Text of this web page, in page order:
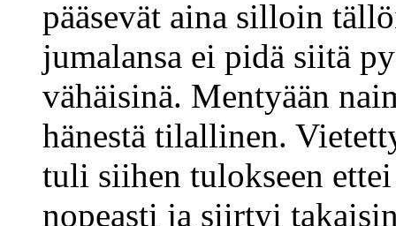
pääsevät aina silloin
jumalansa ei pidä siitä
vähäisinä. Mentyään
hänestä tilallinen.
tuli siihen tulokseen
nopeasti ja siirtyi